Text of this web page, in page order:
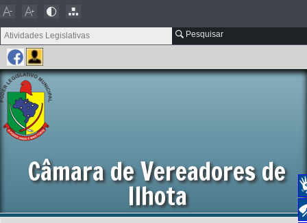
Pesquisar
Câmara de Vereadores de
Ilhota